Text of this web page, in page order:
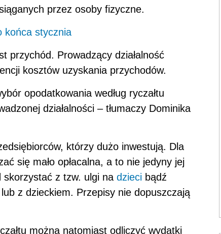
przez osoby fizyczne.
końca stycznia
przychód. Prowadzący działalność
kosztów uzyskania przychodów.
opodatkowania według ryczałtu
działalności – tłumaczy Dominika
którzy dużo inwestują. Dla
się mało opłacalna, a to nie jedyny jej
skorzystać z tzw. ulgi na dzieci bądź
z dzieckiem. Przepisy nie dopuszczają
można natomiast odliczyć wydatki